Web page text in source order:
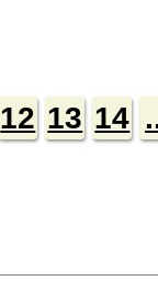
12 13 14